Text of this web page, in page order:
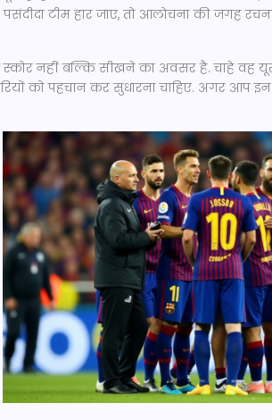
टीम हार जाए, तो आलोचना की जगह
स्कोर नहीं बल्कि सीखने का अवसर है. चाहे वह
को पहचान कर सुधारना चाहिए. अगर आप